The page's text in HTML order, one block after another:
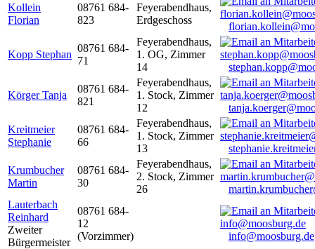
Kollein
Florian
08761 684-
823
Feyerabendhaus,
Erdgeschoss
Kopp Stephan
08761 684-
71
Feyerabendhaus,
1. OG, Zimmer
14
Körger Tanja
08761 684-
821
Feyerabendhaus,
1. Stock, Zimmer
12
Kreitmeier
Stephanie
08761 684-
66
Feyerabendhaus,
1. Stock, Zimmer
13
Krumbucher
Martin
08761 684-
30
Feyerabendhaus,
2. Stock, Zimmer
26
Lauterbach
Reinhard
Zweiter
Bürgermeister
08761 684-
12
(Vorzimmer)
info@moosburg.de